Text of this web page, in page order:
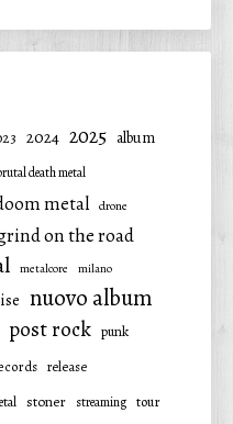
2024 2025 album
death metal
metal drone
on the road
metalcore milano
nuovo album
post rock punk
release
stoner streaming tour